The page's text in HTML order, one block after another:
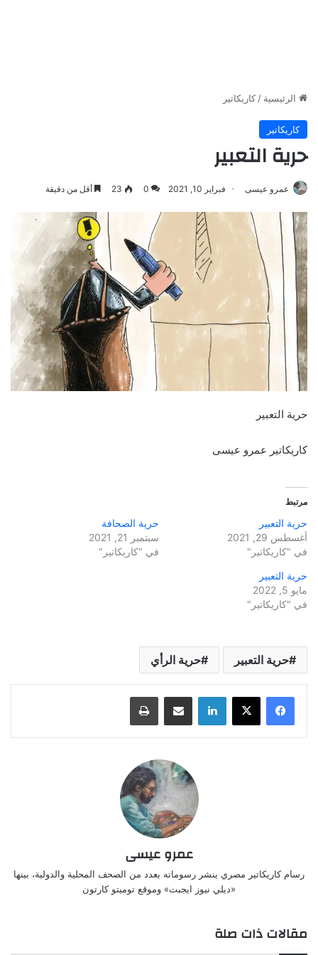
الرئيسية / كاريكاتير
كاريكاتير
حرية التعبير
عمرو عيسى فبراير 10, 2021 0
23 أقل من دقيقة
حرية التعبير
كاريكاتير عمرو عيسى
مرتبط
حرية التعبير
أغسطس 29, 2021
في "كاريكاتير"
حرية الصحافة
سبتمبر 21, 2021
في "كاريكاتير"
حرية التعبير
مايو 5, 2022
في "كاريكاتير"
حرية التعبير حرية الرأي
لينكدإن مشاركة عبر البريد طباعة
عمرو عيسى
رسام كاريكاتير مصري ينشر رسوماته بعدد من الصحف المحلية والدولية، بينها
«ديلي نيوز ايجبت» وموقع توميتو كارتون
مقالات ذات صلة